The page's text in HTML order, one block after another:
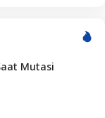
Mutasi